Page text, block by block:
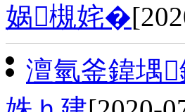
娲槻姹�
澶氫釜鍏堣